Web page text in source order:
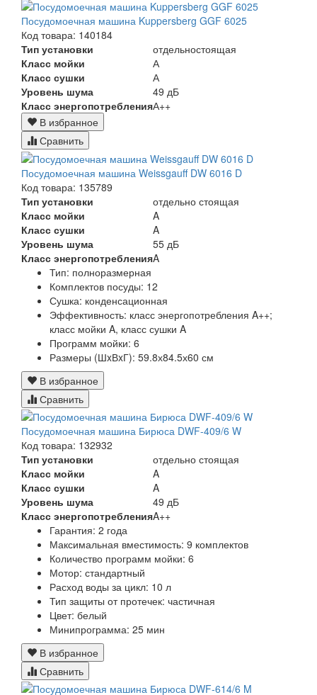
Посудомоечная машина Kuppersberg GGF 6025
Код товара: 140184
Тип установки
отдельностоящая
Класс мойки
А
Класс сушки
А
Уровень шума
49 дБ
Класс энергопотребленияА++
В избранное
Сравнить
Посудомоечная машина Weissgauff DW 6016 D
Код товара: 135789
Тип установки
отдельно стоящая
Класс мойки
A
Класс сушки
A
Уровень шума
55 дБ
Класс энергопотребленияA
Тип: полноразмерная
Комплектов посуды: 12
Сушка: конденсационная
Эффективность: класс энергопотребления A++;
класс мойки A, класс сушки A
Программ мойки: 6
Размеры (ШxВxГ): 59.8х84.5х60 см
В избранное
Сравнить
Посудомоечная машина Бирюса DWF-409/6 W
Код товара: 132932
Тип установки
отдельно стоящая
Класс мойки
A
Класс сушки
A
Уровень шума
49 дБ
Класс энергопотребленияA++
Гарантия: 2 года
Максимальная вместимость: 9 комплектов
Количество программ мойки: 6
Мотор: стандартный
Расход воды за цикл: 10 л
Тип защиты от протечек: частичная
Цвет: белый
Минипрограмма: 25 мин
В избранное
Сравнить